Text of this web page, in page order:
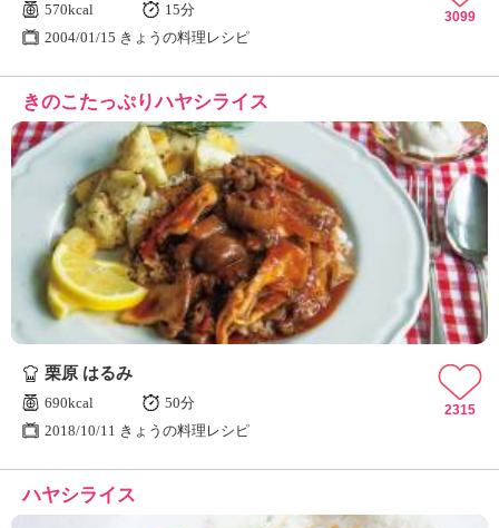
570kcal
15分
2004/01/15 きょうの料理レシピ
3099
きのこたっぷりハヤシライス
栗原 はるみ
690kcal
50分
2018/10/11 きょうの料理レシピ
2315
ハヤシライス